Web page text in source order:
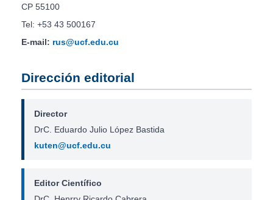
CP 55100
Tel: +53 43 500167
E-mail: rus@ucf.edu.cu
Dirección editorial
Director
DrC. Eduardo Julio López Bastida
kuten@ucf.edu.cu
Editor Científico